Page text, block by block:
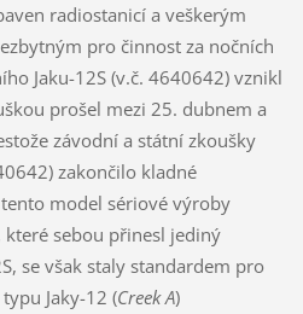
radiostanicí a veškerým
pro činnost za nočních
Jaku-12S (v.č. 4640642) vznikl
prošel mezi 25. dubnem a
závodní a státní zkoušky
zakončilo kladné
model sériové výroby
které sebou přinesl jediný
se však staly standardem pro
Jaky-12 (Creek A)